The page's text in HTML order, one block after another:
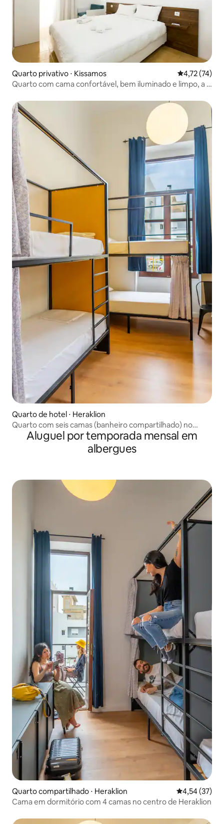
Quarto privativo ⋅ Kissamos 4,72 de uma
4,72 (74)
Quarto com cama confortável, bem iluminado e limpo, a 2
Quarto de hotel ⋅ Heraklion
Quarto com seis camas (banheiro compartilhado) no
centro de Heraklion
Aluguel por temporada mensal em
albergues
Quarto compartilhado ⋅ Heraklion 4,54 de uma
4,54 (37)
Cama em dormitório com 4 camas no centro de Heraklion